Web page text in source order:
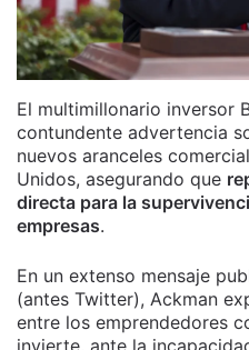
El multimillonario inversor
contundente advertencia
nuevos aranceles
Unidos, asegurando que
directa para la
empresas.
En un extenso mensaje
(antes Twitter), Ackman
entre los emprendedores
invierte, ante la